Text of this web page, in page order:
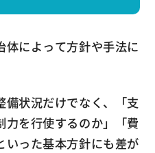
体によって方針や手法に
備状況だけでなく、「支
力を行使するのか」「費
いった基本方針にも差が